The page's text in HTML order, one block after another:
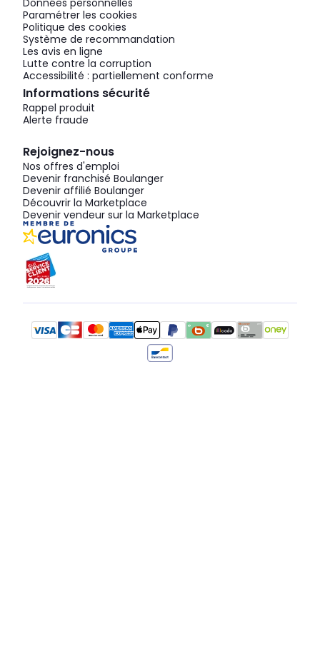
Données personnelles
Paramétrer les cookies
Politique des cookies
Système de recommandation
Les avis en ligne
Lutte contre la corruption
Accessibilité : partiellement conforme
Informations sécurité
Rappel produit
Alerte fraude
Rejoignez-nous
Nos offres d'emploi
Devenir franchisé Boulanger
Devenir affilié Boulanger
Découvrir la Marketplace
Devenir vendeur sur la Marketplace